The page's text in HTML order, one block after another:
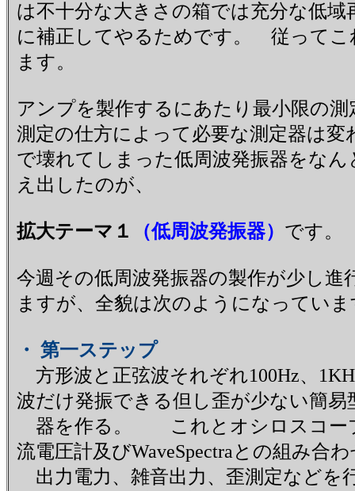
は不十分な大きさの箱では充分な低
に補正してやるためです。 従ってこ
ます。
アンプを製作するにあたり最小限の
測定の仕方によって必要な測定器は
で壊れてしまった低周波発振器をな
え出したのが、
拡大テーマ１ （低周波発振器） です。
今週その低周波発振器の製作が少し
ますが、全貌は次のようになっていま
・ 第一ステップ
方形波と正弦波それぞれ100Hz、
波だけ発振できる但し歪が少ない簡易
器を作る。 これとオシロスコー
流電圧計及びWaveSpectraとの組み合
出力電力、雑音出力、歪測定など